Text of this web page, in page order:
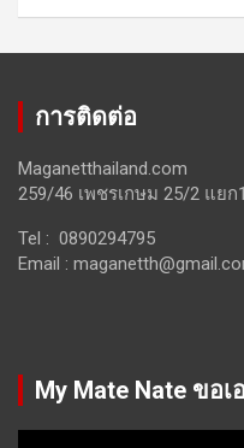
การติดต่อ
Maganetthailand.com
259/46 เพชรเกษม 25/2 แย
Tel : 0890294795
Email :
My Mate Nate ขอ